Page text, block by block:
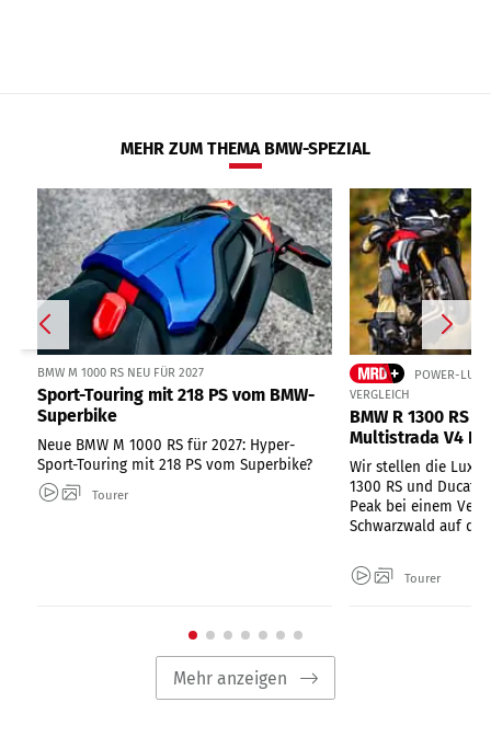
MEHR ZUM THEMA BMW-SPEZIAL
BMW M 1000 RS NEU FÜR 2027
Sport-Touring mit 218 PS vom BMW-
Superbike
Neue BMW M 1000 RS für 2027: Hyper-
Sport-Touring mit 218 PS vom Superbike?
Tourer
POWER-
VERGLEICH
BMW R 1300 RS
Multistrada V4
Wir stellen die
1300 RS und Ducati
Peak bei einem
Schwarzwald auf die
Tourer
Mehr anzeigen